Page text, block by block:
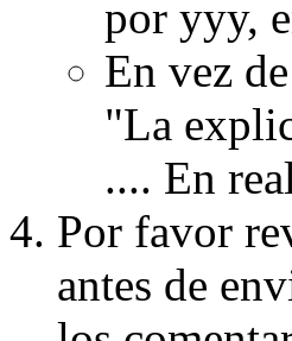
por yyy,
En vez
"La
.... En
Por favor
antes de